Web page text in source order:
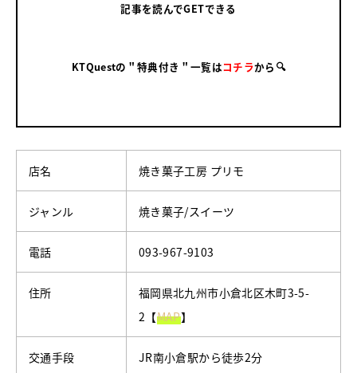
記事を読んでGETできる
KTQuestの＂特典付き＂一覧はコチラから🔍
店名 焼き菓子工房 プリモ
ジャンル 焼き菓子/スイーツ
電話 093-967-9103
住所
福岡県北九州市小倉北区木町3-5-
2【MAP】
交通手段 JR南小倉駅から徒歩2分